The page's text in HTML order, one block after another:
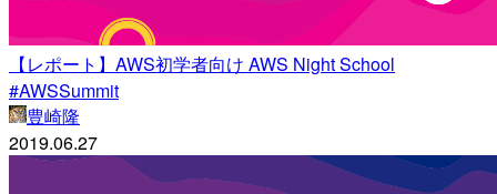
【レポート】AWS初学者向け AWS Night School
#AWSSummit
豊崎隆
2019.06.27